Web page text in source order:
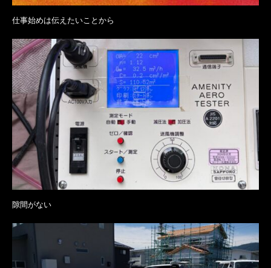
仕事始めは伝えたいことから
隙間がない